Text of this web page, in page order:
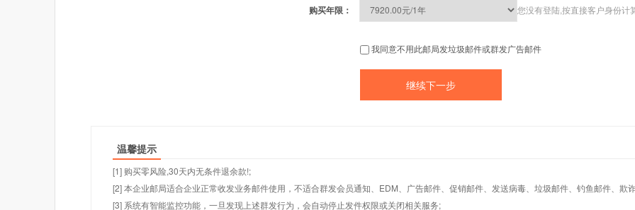
购买年限： 您没有登陆,按直接客户身份计
我同意不用此邮局发垃圾邮件或群发广告邮件
温馨提示
[1] 购买零风险,30天内无条件退余款!;
[2] 本企业邮局适合企业正常收发业务邮件使用，不适合群发会员通知、EDM、广告邮件、促销邮件、发送病毒、垃圾邮件、钓鱼邮件、欺
[3] 系统有智能监控功能，一旦发现上述群发行为，会自动停止发件权限或关闭相关服务;